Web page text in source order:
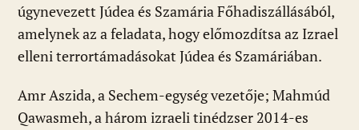
úgynevezett Júdea és Szamária Főhadiszállásából,
amelynek az a feladata, hogy előmozdítsa az Izrael
elleni terrortámadásokat Júdea és Szamáriában.
Amr Aszida, a Sechem-egység vezetője; Mahmúd
Qawasmeh, a három izraeli tinédzser 2014-es